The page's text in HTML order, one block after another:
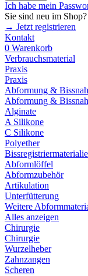
Ich habe mein
Sie sind neu im Shop?
→ Jetzt registrieren
Kontakt
0 Warenkorb
Verbrauchsmaterial
Praxis
Praxis
Abformung &
Abformung &
Alginate
A Silikone
C Silikone
Polyether
Abformlöffel
Abformzubehör
Artikulation
Unterfütterung
Weitere
Alles anzeigen
Chirurgie
Chirurgie
Wurzelheber
Zahnzangen
Scheren